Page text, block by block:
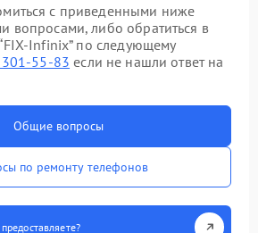
с приведенными ниже
вопросами, либо обратиться в
Infinix” по следующему
301-55-83 если не нашли ответ на
Общие вопросы
по ремонту телефонов